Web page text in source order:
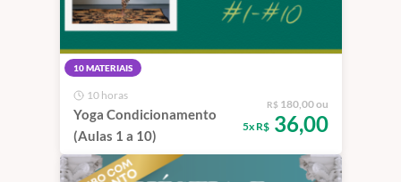
10 MATERIAIS
10 horas
Yoga Condicionamento
(Aulas 1 a 10)
R$ 180,00 ou
5x R$36,00